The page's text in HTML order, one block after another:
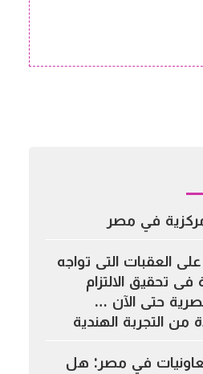
في مصر
العقبات التى تواجه
فى تحقيق الالتزام
حتى الآن …
التجربة الهندية
في مصر: هل